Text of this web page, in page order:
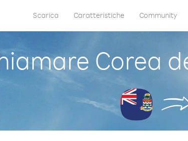
Scarica Caratteristiche Community
Corea